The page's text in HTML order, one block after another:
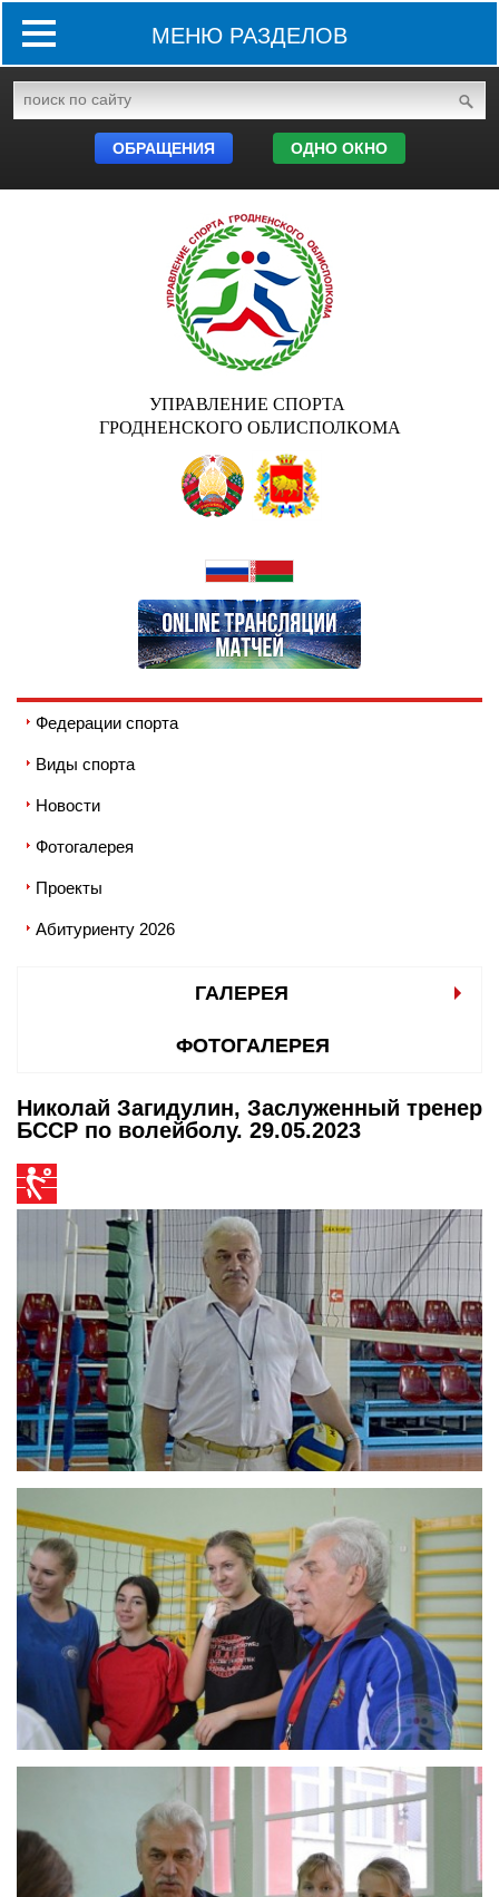
МЕНЮ РАЗДЕЛОВ
ОБРАЩЕНИЯ ОДНО ОКНО
УПРАВЛЕНИЕ СПОРТА
ГРОДНЕНСКОГО ОБЛИСПОЛКОМА
Федерации спорта
Виды спорта
Новости
Фотогалерея
Проекты
Абитуриенту 2026
ГАЛЕРЕЯ
ФОТОГАЛЕРЕЯ
Николай Загидулин, Заслуженный тренер
БССР по волейболу. 29.05.2023